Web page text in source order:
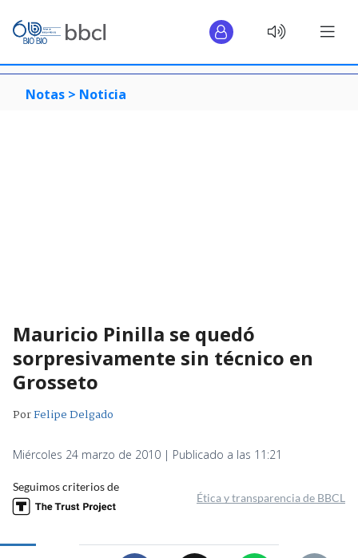
Notas > Noticia
Mauricio Pinilla se quedó
sorpresivamente sin técnico en
Grosseto
PorFelipe Delgado
Miércoles 24 marzo de 2010 | Publicado a las 11:21
Seguimos criterios de
Ética y transparencia de BBCL